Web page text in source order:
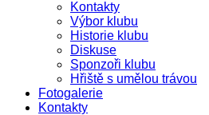
Kontakty
Výbor klubu
Historie klubu
Diskuse
Sponzoři klubu
Hřiště s umělou trávou
Fotogalerie
Kontakty